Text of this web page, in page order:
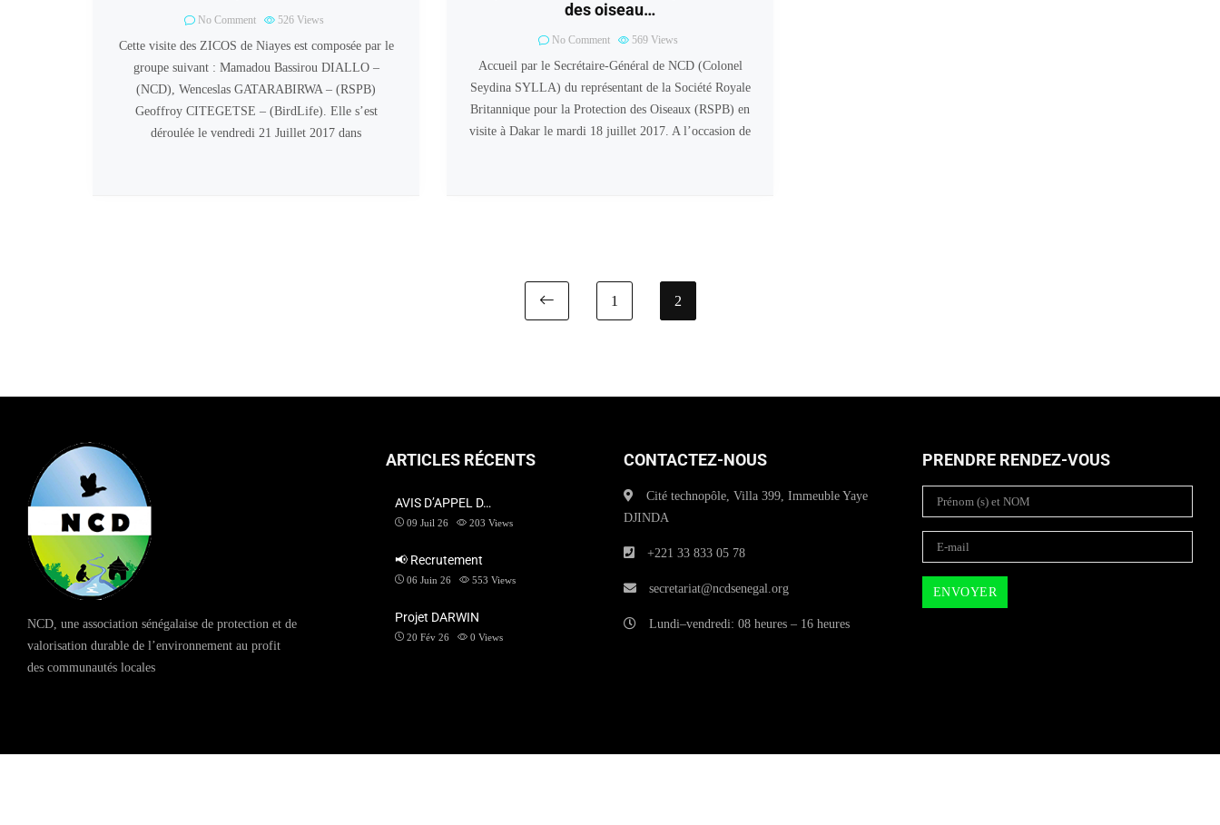
No Comment 526 Views
Cette visite des ZICOS de Niayes est composée par le
groupe suivant : Mamadou Bassirou DIALLO –
(NCD), Wenceslas GATARABIRWA – (RSPB)
Geoffroy CITEGETSE – (BirdLife). Elle s’est
déroulée le vendredi 21 Juillet 2017 dans
des oiseau…
No Comment 569 Views
Accueil par le Secrétaire-Général de NCD (Colonel
Seydina SYLLA) du représentant de la Société Royale
Britannique pour la Protection des Oiseaux (RSPB) en
visite à Dakar le mardi 18 juillet 2017. A l’occasion de
Previous page
1 2
NCD, une association sénégalaise de protection et de
valorisation durable de l’environnement au profit
des communautés locales
ARTICLES RÉCENTS
AVIS D’APPEL D…
09 Juil 26 203Views
📢 Recrutement
06 Juin 26 553Views
Projet DARWIN
20 Fév 26 0Views
CONTACTEZ-NOUS
Cité technopôle, Villa 399, Immeuble Yaye
DJINDA
+221 33 833 05 78
secretariat@ncdsenegal.org
Lundi–vendredi: 08 heures – 16 heures
PRENDRE RENDEZ-VOUS